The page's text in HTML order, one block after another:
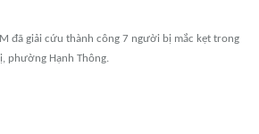
đã giải cứu thành công 7 người bị mắc kẹt trong
phường Hạnh Thông.